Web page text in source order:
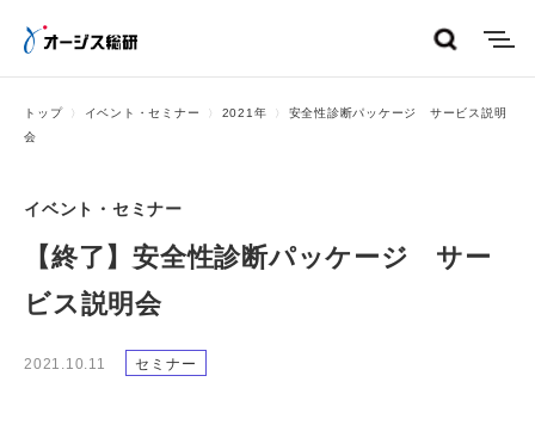
トップ イベント・セミナー 2021年
安全性診断パッケージ サービス説明
会
イベント・セミナー
【終了】安全性診断パッケージ サー
ビス説明会
2021.10.11 セミナー